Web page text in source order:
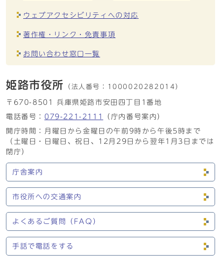
ウェブアクセシビリティへの対応
著作権・リンク・免責事項
お問い合わせ窓口一覧
姫路市役所 （法人番号： 1000020282014）
〒670-8501 兵庫県姫路市安田四丁目1番地
電話番号： 079-221-2111
（庁内番号案内）
開庁時間：月曜日から金曜日の午前9時から午後5時まで
（土曜日・日曜日、祝日、12月29日から翌年1月3日までは
閉庁）
庁舎案内
市役所への交通案内
よくあるご質問（FAQ）
手話で電話をする